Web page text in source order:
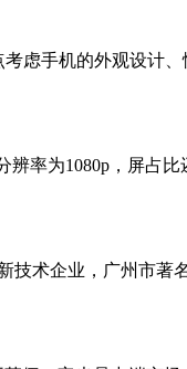
虑手机的外观设计
率为1080p，屏占
技术企业，广州市著